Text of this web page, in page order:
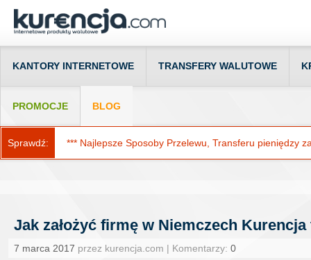
KANTORY INTERNETOWE TRANSFERY WALUTOWE
PROMOCJE BLOG
Sprawdź: *** Najlepsze Sposoby Przelewu, Transferu pieniędzy
Jak założyć firmę w Niemczech Kurencja
7 marca 2017 przez kurencja.com | Komentarzy: 0